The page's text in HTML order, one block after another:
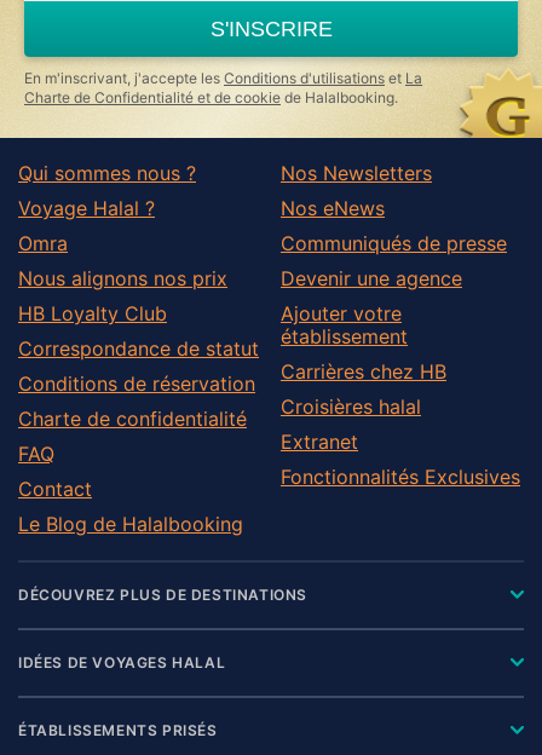
S'INSCRIRE
En m'inscrivant, j'accepte les Conditions d'utilisations et La
Charte de Confidentialité et de cookie de Halalbooking.
Qui sommes nous ?
Voyage Halal ?
Omra
Nous alignons nos prix
HB Loyalty Club
Correspondance de statut
Conditions de réservation
Charte de confidentialité
FAQ
Contact
Le Blog de Halalbooking
Nos Newsletters
Nos eNews
Communiqués de presse
Devenir une agence
Ajouter votre
établissement
Carrières chez HB
Croisières halal
Extranet
Fonctionnalités Exclusives
DÉCOUVREZ PLUS DE DESTINATIONS
IDÉES DE VOYAGES HALAL
ÉTABLISSEMENTS PRISÉS